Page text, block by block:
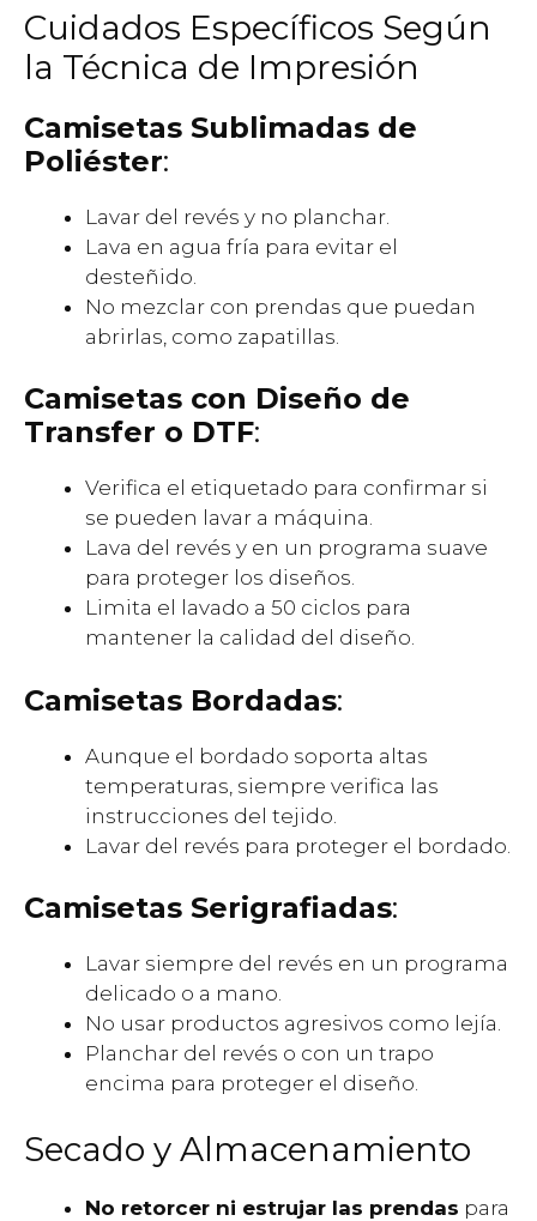
Cuidados Específicos Según
la Técnica de Impresión
Camisetas Sublimadas de
Poliéster:
Lavar del revés y no planchar.
Lava en agua fría para evitar el
desteñido.
No mezclar con prendas que puedan
abrirlas, como zapatillas.
Camisetas con Diseño de
Transfer o DTF:
Verifica el etiquetado para confirmar si
se pueden lavar a máquina.
Lava del revés y en un programa suave
para proteger los diseños.
Limita el lavado a 50 ciclos para
mantener la calidad del diseño.
Camisetas Bordadas:
Aunque el bordado soporta altas
temperaturas, siempre verifica las
instrucciones del tejido.
Lavar del revés para proteger el bordado.
Camisetas Serigrafiadas:
Lavar siempre del revés en un programa
delicado o a mano.
No usar productos agresivos como lejía.
Planchar del revés o con un trapo
encima para proteger el diseño.
Secado y Almacenamiento
No retorcer ni estrujar las prendas para